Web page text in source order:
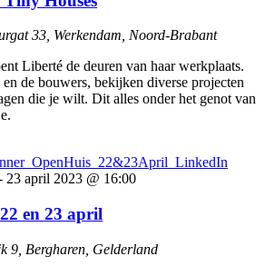
33, Werkendam, Noord-Brabant
Liberté de deuren van haar werkplaats.
de bouwers, bekijken diverse projecten
die je wilt. Dit alles onder het genot van
23 april 2023 @ 16:00
en 23 april
9, Bergharen, Gelderland